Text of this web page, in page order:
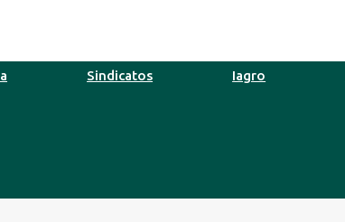
Sindicatos Iagro